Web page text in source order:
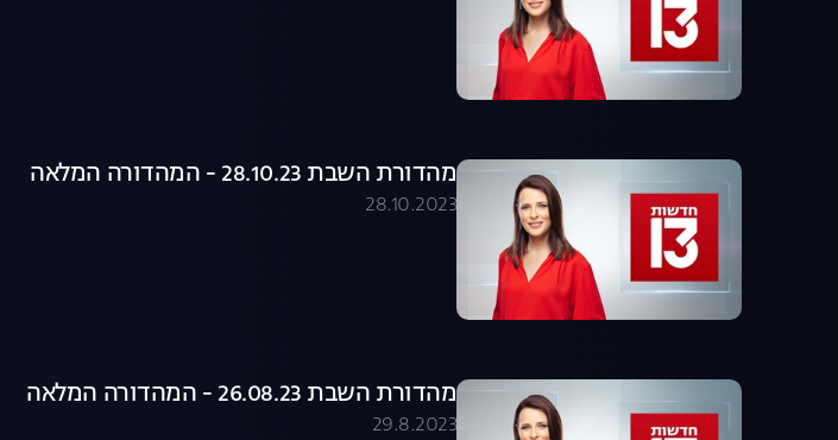
מהדורת השבת 28.10.23 - המהדורה המלאה
28.10.2023
מהדורת השבת 26.08.23 - המהדורה המלאה
29.8.2023